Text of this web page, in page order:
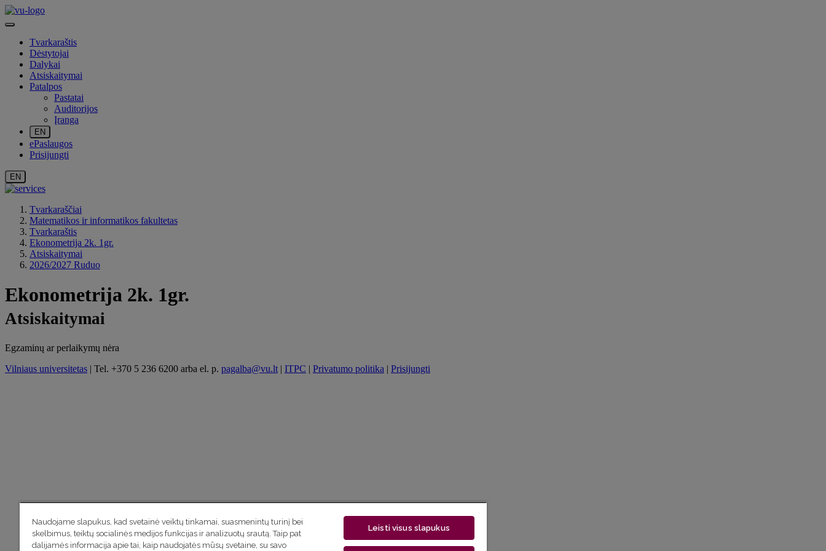
Tvarkaraštis
Dėstytojai
Dalykai
Atsiskaitymai
Patalpos
Pastatai
Auditorijos
Įranga
EN
ePaslaugos
Prisijungti
EN
Tvarkaraščiai
Matematikos ir informatikos fakultetas
Tvarkaraštis
Ekonometrija 2k. 1gr.
Atsiskaitymai
2026/2027 Ruduo
Ekonometrija 2k. 1gr.
Atsiskaitymai
Egzaminų ar perlaikymų nėra
Vilniaus universitetas | Tel. +370 5 236 6200 arba el. p. pagalba@vu.lt | ITPC | Privatumo politika | Prisijungti
Naudojame slapukus, kad svetainė veiktų tinkamai, suasmenintų turinį bei
skelbimus, teiktų socialinės medijos funkcijas ir analizuotų srautą. Taip pat
dalijamės informacija apie tai, kaip naudojatės mūsų svetaine, su savo
Leisti visus slapukus